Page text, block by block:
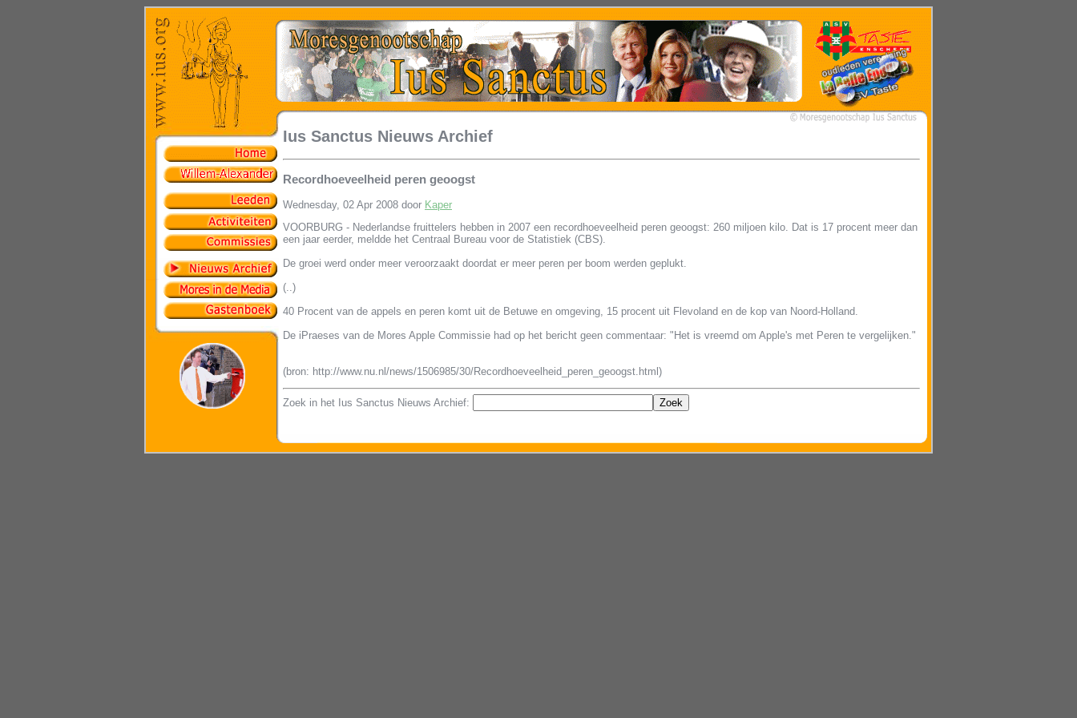
Ius Sanctus Nieuws Archief
Recordhoeveelheid peren geoogst
Wednesday, 02 Apr 2008 door Kaper
VOORBURG - Nederlandse fruittelers hebben in 2007 een recordhoeveelheid peren geoogst: 260 miljoen kilo. Dat is 17 procent meer dan
een jaar eerder, meldde het Centraal Bureau voor de Statistiek (CBS).
De groei werd onder meer veroorzaakt doordat er meer peren per boom werden geplukt.
(..)
40 Procent van de appels en peren komt uit de Betuwe en omgeving, 15 procent uit Flevoland en de kop van Noord-Holland.
De iPraeses van de Mores Apple Commissie had op het bericht geen commentaar: "Het is vreemd om Apple's met Peren te vergelijken."
(bron: http://www.nu.nl/news/1506985/30/Recordhoeveelheid_peren_geoogst.html)
Zoek in het Ius Sanctus Nieuws Archief: